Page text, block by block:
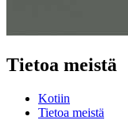
Tietoa meistä
Kotiin
Tietoa meistä